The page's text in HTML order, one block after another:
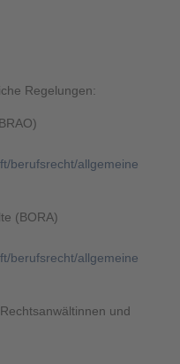
Regelungen:
berufsrecht/allgemeine
(BORA)
berufsrecht/allgemeine
und